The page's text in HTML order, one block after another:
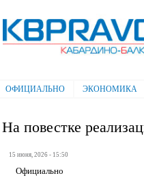
Электронная газета
Балкарская правда"
Главное меню
ОФИЦИАЛЬНО ЭКОНОМИКА
На повестке
15 июня, 2026 - 15:50
Официально